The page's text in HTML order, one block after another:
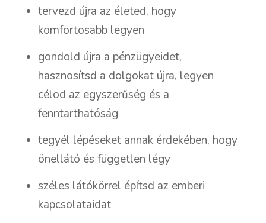
tervezd újra az életed, hogy
komfortosabb legyen
gondold újra a pénzügyeidet,
hasznosítsd a dolgokat újra, legyen
célod az egyszerűség és a
fenntarthatóság
tegyél lépéseket annak érdekében, hogy
önellátó és független légy
széles látókörrel építsd az emberi
kapcsolataidat